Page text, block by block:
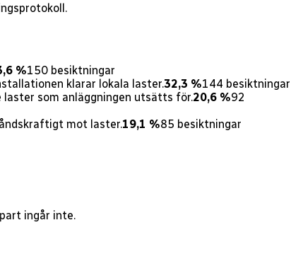
%150 besiktningar
klarar lokala laster.32,3 %144 besiktningar
som anläggningen utsätts för.20,6 %92
mot laster.19,1 %85 besiktningar
ingår inte.